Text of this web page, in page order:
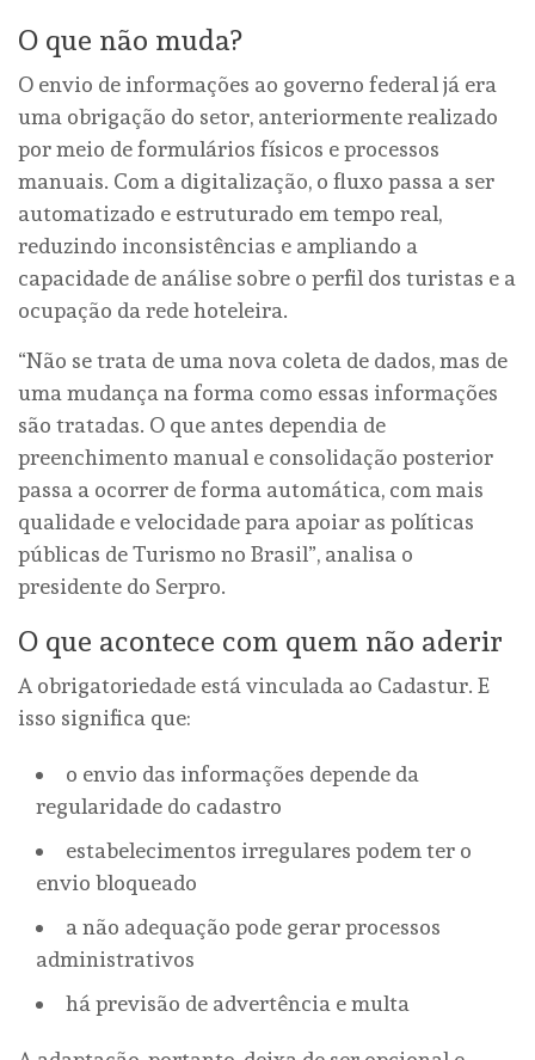
O que não muda?
O envio de informações ao governo federal já era
uma obrigação do setor, anteriormente realizado
por meio de formulários físicos e processos
manuais. Com a digitalização, o fluxo passa a ser
automatizado e estruturado em tempo real,
reduzindo inconsistências e ampliando a
capacidade de análise sobre o perfil dos turistas e a
ocupação da rede hoteleira.
“Não se trata de uma nova coleta de dados, mas de
uma mudança na forma como essas informações
são tratadas. O que antes dependia de
preenchimento manual e consolidação posterior
passa a ocorrer de forma automática, com mais
qualidade e velocidade para apoiar as políticas
públicas de Turismo no Brasil”, analisa o
presidente do Serpro.
O que acontece com quem não aderir
A obrigatoriedade está vinculada ao Cadastur. E
isso significa que:
o envio das informações depende da
regularidade do cadastro
estabelecimentos irregulares podem ter o
envio bloqueado
a não adequação pode gerar processos
administrativos
há previsão de advertência e multa